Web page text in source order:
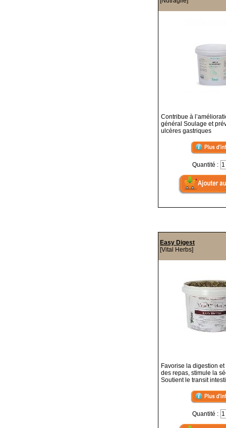
Contribue à
général Soulage et
ulcères gastriques
Quantité :
Easy Digest
[Vital Herbs]
Favorise la digestion
des repas, stimule la
Soutient le transit
Quantité :